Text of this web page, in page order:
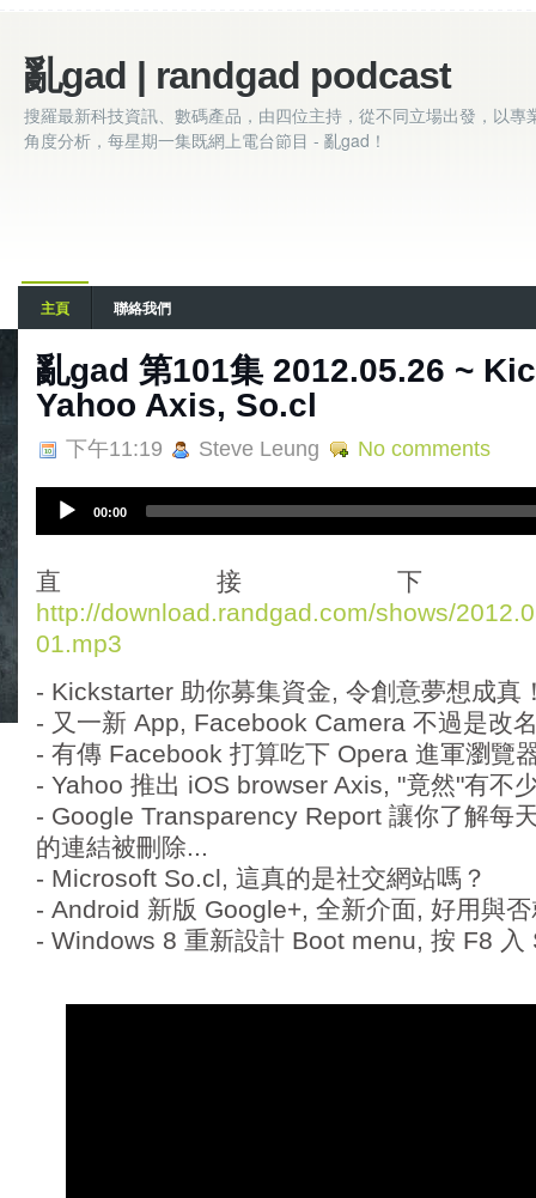
亂gad | randgad podcast
搜羅最新科技資訊、數碼產品，由四位主持，從不同立場出發，以專
角度分析，每星期一集既網上電台節目 - 亂gad！
主頁 聯絡我們
亂gad 第101集 2012.05.26 ~
Yahoo Axis, So.cl
下午11:19 Steve Leung No comments
i
o
P
l
y
00:00
直接
http://download.randgad.com/shows/
01.mp3
- Kickstarter 助你募集資金, 令創意夢想成真
- 又一新 App, Facebook Camera 不過是改
- 有傳 Facebook 打算吃下 Opera 進軍瀏覽
- Yahoo 推出 iOS browser Axis, "竟然"有不
- Google Transparency Report 讓你了解每
的連結被刪除...
- Microsoft So.cl, 這真的是社交網站嗎？
- Android 新版 Google+, 全新介面, 好用與
- Windows 8 重新設計 Boot menu, 按 F8 入